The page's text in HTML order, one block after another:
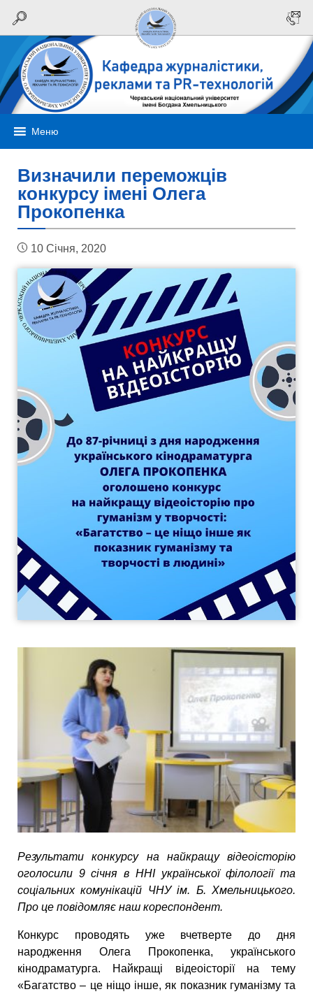
Меню
Визначили переможців
конкурсу імені Олега
Прокопенка
10 Січня, 2020
Результати конкурсу на найкращу відеоісторію
оголосили 9 січня в ННІ української філології та
соціальних комунікацій ЧНУ ім. Б. Хмельницького.
Про це повідомляє наш кореспондент.
Конкурс проводять уже вчетверте до дня
народження Олега Прокопенка, українського
кінодраматурга. Найкращі відеоісторії на тему
«Багатство – це ніщо інше, як показник гуманізму та